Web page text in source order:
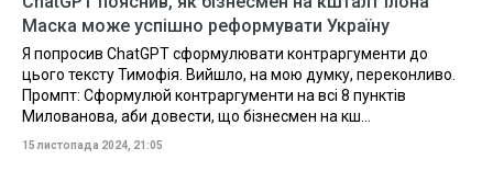
Маска може успішно реформувати Україну
Я попросив ChatGPT сформулювати контраргументи до
цього тексту Тимофія. Вийшло, на мою думку, переконливо.
Промпт: Сформулюй контраргументи на всі 8 пунктів
Милованова, аби довести, що бізнесмен на кш...
15 листопада 2024, 21:05